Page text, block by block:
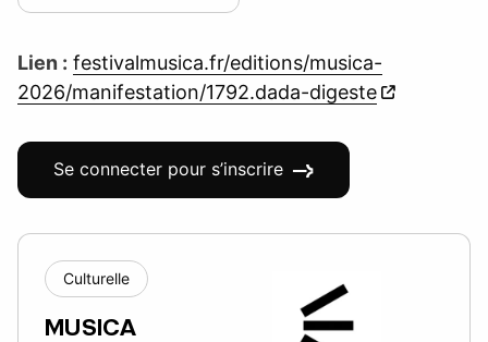
Lien : festivalmusica.fr/editions/musica-
2026/manifestation/1792.dada-digeste
Se connecter pour s’inscrire
Culturelle
MUSICA